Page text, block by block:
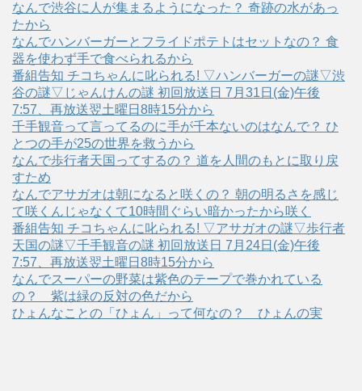
なんで渋谷に人が集まるようになった？ 奇跡の水があっ
たから
なんでハンバーガーとフライドポテトはセットなの？ 食
器を使わず手で食べられるから
番組告知 チコちゃんに叱られる! ▽ハンバーガーの謎▽渋
谷の謎▽じゃんけんの謎 初回放送日 7月31日(金)午後
7:57、再放送翌土曜日8時15分から
千手観音って言ってるのに手が千本ないのはなんで？ ひ
とつの手が25の世界を救うから
なんで歩行者天国ってするの？ 道を人間のもとに取り戻
すため
なんでアサガオは朝になると咲くの？ 朝の明るさを感じ
て咲くんじゃなくて10時間ぐらい暗かったから咲く
番組告知 チコちゃんに叱られる! ▽アサガオの謎▽歩行者
天国の謎▽千手観音の謎 初回放送日 7月24日(金)午後
7:57、再放送翌土曜日8時15分から
なんでスーパーの野菜は紫色のテープで巻かれている
の？ 紫は緑の反対の色だから
ひょんなことの「ひょん」って何なの？ ひょんの実